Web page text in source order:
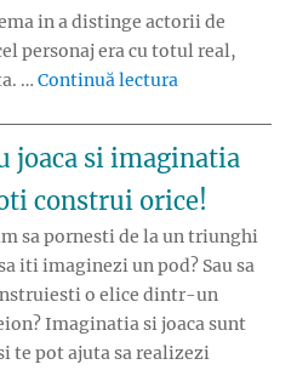
in a distinge actorii de
personaj era cu totul real,
… Continuă lectura
joaca si imaginatia
construi orice!
sa pornesti de la un triunghi
iti imaginezi un pod? Sau sa
o elice dintr-un
Imaginatia si joaca sunt
te pot ajuta sa realizezi